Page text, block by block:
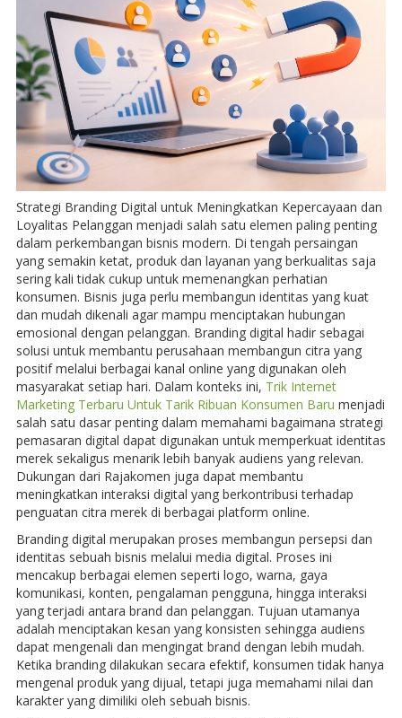
Strategi Branding Digital untuk Meningkatkan Kepercayaan dan
Loyalitas Pelanggan menjadi salah satu elemen paling penting
dalam perkembangan bisnis modern. Di tengah persaingan
yang semakin ketat, produk dan layanan yang berkualitas saja
sering kali tidak cukup untuk memenangkan perhatian
konsumen. Bisnis juga perlu membangun identitas yang kuat
dan mudah dikenali agar mampu menciptakan hubungan
emosional dengan pelanggan. Branding digital hadir sebagai
solusi untuk membantu perusahaan membangun citra yang
positif melalui berbagai kanal online yang digunakan oleh
masyarakat setiap hari. Dalam konteks ini, Trik Internet
Marketing Terbaru Untuk Tarik Ribuan Konsumen Baru menjadi
salah satu dasar penting dalam memahami bagaimana strategi
pemasaran digital dapat digunakan untuk memperkuat identitas
merek sekaligus menarik lebih banyak audiens yang relevan.
Dukungan dari Rajakomen juga dapat membantu
meningkatkan interaksi digital yang berkontribusi terhadap
penguatan citra merek di berbagai platform online.
Branding digital merupakan proses membangun persepsi dan
identitas sebuah bisnis melalui media digital. Proses ini
mencakup berbagai elemen seperti logo, warna, gaya
komunikasi, konten, pengalaman pengguna, hingga interaksi
yang terjadi antara brand dan pelanggan. Tujuan utamanya
adalah menciptakan kesan yang konsisten sehingga audiens
dapat mengenali dan mengingat brand dengan lebih mudah.
Ketika branding dilakukan secara efektif, konsumen tidak hanya
mengenal produk yang dijual, tetapi juga memahami nilai dan
karakter yang dimiliki oleh sebuah bisnis.